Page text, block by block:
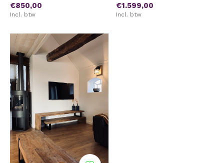
€850,00
Incl. btw
€1.599,00
Incl. btw